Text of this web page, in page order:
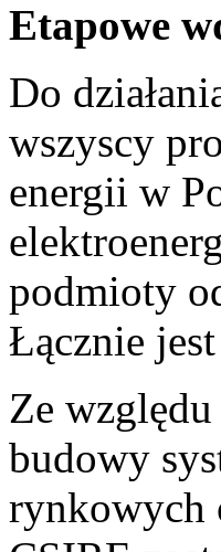
Etapowe
Do
wszyscy
energii w
podmioty
Łącznie
Ze względu
budowy
rynkowych